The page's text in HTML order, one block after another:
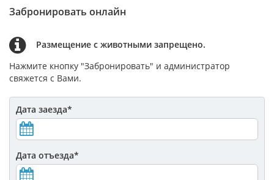
Забронировать онлайн
Размещение с животными запрещено.
Нажмите кнопку "Забронировать" и администратор
свяжется с Вами.
Дата заезда*
Дата отъезда*